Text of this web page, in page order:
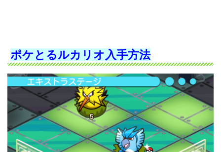
ポケとるルカリオ入手方法